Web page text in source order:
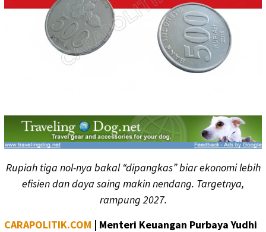
Rupiah tiga nol-nya bakal “dipangkas” biar ekonomi lebih
efisien dan daya saing makin nendang. Targetnya,
rampung 2027.
CARAPOLITIK.COM | Menteri Keuangan Purbaya Yudhi